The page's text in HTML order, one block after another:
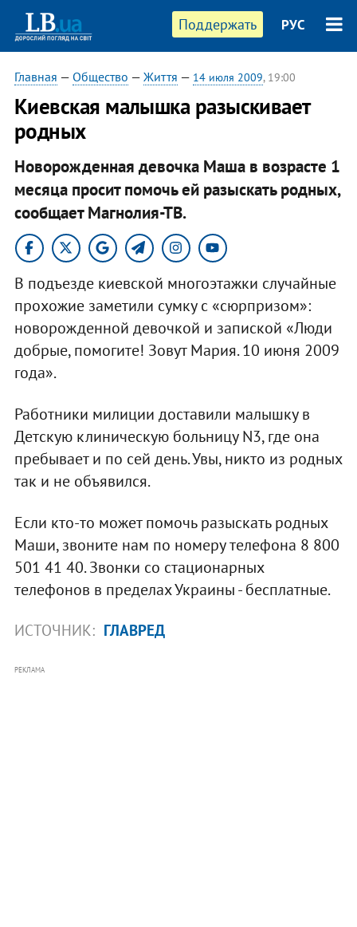
Поддержать РУС
Главная — Общество — Життя — 14 июля 2009, 19:00
Киевская малышка разыскивает
родных
Новорожденная девочка Маша в возрасте 1
месяца просит помочь ей разыскать родных,
сообщает Магнолия-ТВ.
В подъезде киевской многоэтажки случайные
прохожие заметили сумку с «сюрпризом»:
новорожденной девочкой и запиской «Люди
добрые, помогите! Зовут Мария. 10 июня 2009
года».
Работники милиции доставили малышку в
Детскую клиническую больницу N3, где она
пребывает и по сей день. Увы, никто из родных
так и не объявился.
Если кто-то может помочь разыскать родных
Маши, звоните нам по номеру телефона 8 800
501 41 40. Звонки со стационарных
телефонов в пределах Украины - бесплатные.
ИСТОЧНИК: ГЛАВРЕД
РЕКЛАМА